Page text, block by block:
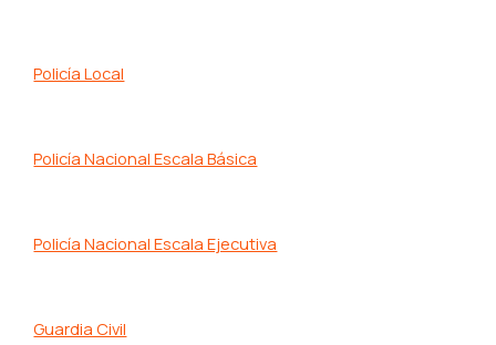
Policía Local
Policía Nacional Escala Básica
Policía Nacional Escala Ejecutiva
Guardia Civil